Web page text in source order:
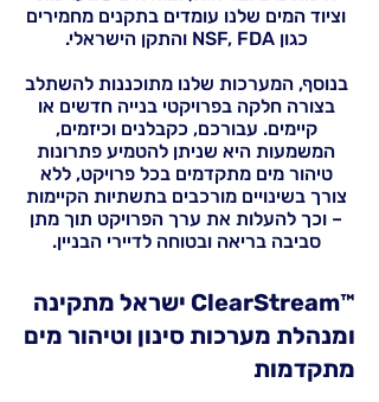
וציוד המים שלנו עומדים בתקנים מחמירים
כגון NSF, FDA והתקן הישראלי.
בנוסף, המערכות שלנו מתוכננות להשתלב
בצורה חלקה בפרויקטי בנייה חדשים או
קיימים. עבורכם, כקבלנים וכיזמים,
המשמעות היא שניתן להטמיע פתרונות
טיהור מים מתקדמים בכל פרויקט, ללא
צורך בשינויים מורכבים בתשתיות הקיימות
– וכך להעלות את ערך הפרויקט תוך מתן
סביבה בריאה ובטוחה לדיירי הבניין.
™ClearStream ישראל מתקינה
ומנהלת מערכות סינון וטיהור מים
מתקדמות